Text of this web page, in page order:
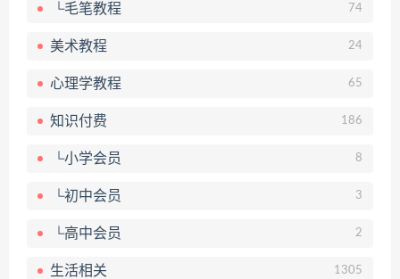
└毛笔教程 74
美术教程 24
心理学教程 65
知识付费 186
└小学会员 8
└初中会员 3
└高中会员 2
生活相关 1305